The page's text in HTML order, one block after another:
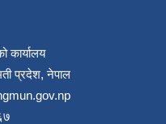
कार्यालय
प्रदेश, नेपाल